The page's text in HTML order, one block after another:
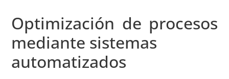
Optimización de procesos
mediante sistemas
automatizados